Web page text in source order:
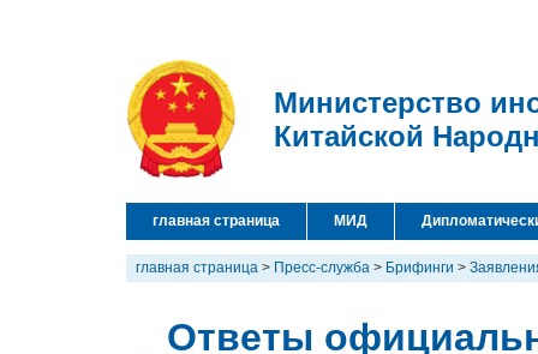
Министерство
Китайской
главная страница МИД
главная страница > Пресс-служба > Брифинги >
Ответы